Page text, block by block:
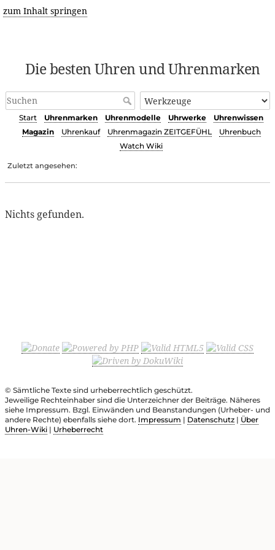
zum Inhalt springen
Die besten Uhren und Uhrenmarken
Start Uhrenmarken Uhrenmodelle Uhrwerke
Uhrenwissen
Magazin
Uhrenkauf Uhrenmagazin ZEITGEFÜHL
Uhrenbuch
Watch Wiki
Zuletzt angesehen:
Nichts gefunden.
© Sämtliche Texte sind urheberrechtlich geschützt.
Jeweilige Rechteinhaber sind die Unterzeichner der Beiträge. Näheres
siehe Impressum. Bzgl. Einwänden und Beanstandungen (Urheber- und
andere Rechte) ebenfalls siehe dort. Impressum | Datenschutz | Über
Uhren-Wiki | Urheberrecht